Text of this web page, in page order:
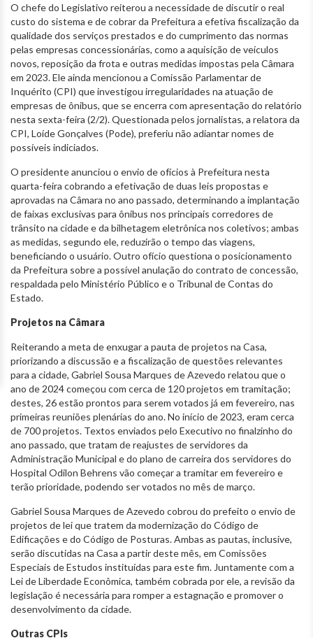
O chefe do Legislativo reiterou a necessidade de discutir o real
custo do sistema e de cobrar da Prefeitura a efetiva fiscalização da
qualidade dos serviços prestados e do cumprimento das normas
pelas empresas concessionárias, como a aquisição de veículos
novos, reposição da frota e outras medidas impostas pela Câmara
em 2023. Ele ainda mencionou a Comissão Parlamentar de
Inquérito (CPI) que investigou irregularidades na atuação de
empresas de ônibus, que se encerra com apresentação do relatório
nesta sexta-feira (2/2). Questionada pelos jornalistas, a relatora da
CPI, Loíde Gonçalves (Pode), preferiu não adiantar nomes de
possíveis indiciados.
O presidente anunciou o envio de ofícios à Prefeitura nesta
quarta-feira cobrando a efetivação de duas leis propostas e
aprovadas na Câmara no ano passado, determinando a implantação
de faixas exclusivas para ônibus nos principais corredores de
trânsito na cidade e da bilhetagem eletrônica nos coletivos; ambas
as medidas, segundo ele, reduzirão o tempo das viagens,
beneficiando o usuário. Outro ofício questiona o posicionamento
da Prefeitura sobre a possível anulação do contrato de concessão,
respaldada pelo Ministério Público e o Tribunal de Contas do
Estado.
Projetos na Câmara
Reiterando a meta de enxugar a pauta de projetos na Casa,
priorizando a discussão e a fiscalização de questões relevantes
para a cidade, Gabriel Sousa Marques de Azevedo relatou que o
ano de 2024 começou com cerca de 120 projetos em tramitação;
destes, 26 estão prontos para serem votados já em fevereiro, nas
primeiras reuniões plenárias do ano. No início de 2023, eram cerca
de 700 projetos. Textos enviados pelo Executivo no finalzinho do
ano passado, que tratam de reajustes de servidores da
Administração Municipal e do plano de carreira dos servidores do
Hospital Odilon Behrens vão começar a tramitar em fevereiro e
terão prioridade, podendo ser votados no mês de março.
Gabriel Sousa Marques de Azevedo cobrou do prefeito o envio de
projetos de lei que tratem da modernização do Código de
Edificações e do Código de Posturas. Ambas as pautas, inclusive,
serão discutidas na Casa a partir deste mês, em Comissões
Especiais de Estudos instituídas para este fim. Juntamente com a
Lei de Liberdade Econômica, também cobrada por ele, a revisão da
legislação é necessária para romper a estagnação e promover o
desenvolvimento da cidade.
Outras CPIs